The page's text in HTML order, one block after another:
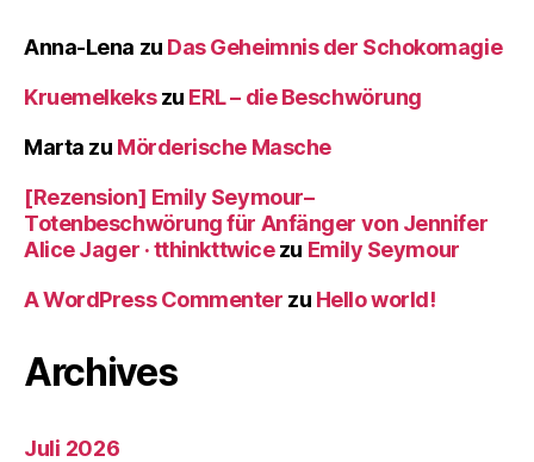
Anna-Lena zu Das Geheimnis der Schokomagie
Kruemelkekszu ERL – die Beschwörung
Marta zu Mörderische Masche
[Rezension] Emily Seymour–
Totenbeschwörung für Anfänger von Jennifer
Alice Jager · tthinkttwicezu Emily Seymour
A WordPress Commenter zu Hello world!
Archives
Juli 2026